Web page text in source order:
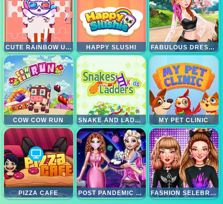
CUTE RAINBOW UNICORN PUZZLE HAPPY SLUSHI FABULOUS DRESS UP
COW COW RUN SNAKE AND LADDER 2 MY PET CLINIC
PIZZA CAFE POST PANDEMIC FASHION OUTFITS FASHION SELEBRITY